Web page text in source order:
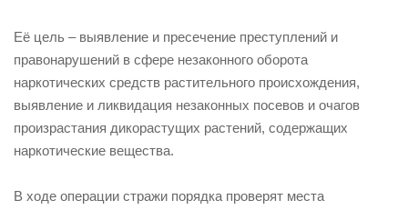
Её цель – выявление и пресечение преступлений и
правонарушений в сфере незаконного оборота
наркотических средств растительного происхождения,
выявление и ликвидация незаконных посевов и очагов
произрастания дикорастущих растений, содержащих
наркотические вещества.
В ходе операции стражи порядка проверят места